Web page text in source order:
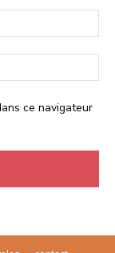
:*
:*
ce navigateur